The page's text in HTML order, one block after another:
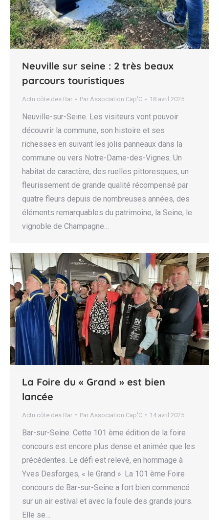
Neuville sur seine : 2 très beaux
parcours touristiques
Actu côte des Bar Par Association Cap'C 18 avril 2025
Neuville-sur-Seine. Les visiteurs vont pouvoir
découvrir la commune, son histoire et ses
richesses en suivant les jolis panneaux dans la
commune ou vers Notre-Dame-des-Vignes. Un
habitat de caractère, des ruelles pittoresques, un
fleurissement de grande qualité récompensé par
quatre fleurs depuis de nombreuses années, des
éléments remarquables du patrimoine, la Seine, le
vignoble de Champagne…
La Foire du « Grand » est bien
lancée
Actu côte des Bar Par Association Cap'C 14 avril 2025
Bar-sur-Seine. Cette 101 ème édition de la foire
concours est encore plus dense et animée que les
précédentes. Le défi est relevé, en hommage à
Yves Desforges, « le Grand ». La 101 ème Foire
concours de Bar-sur-Seine a fort bien commencé
sur un air estival et avec la foule des grands jours.
Elle se…